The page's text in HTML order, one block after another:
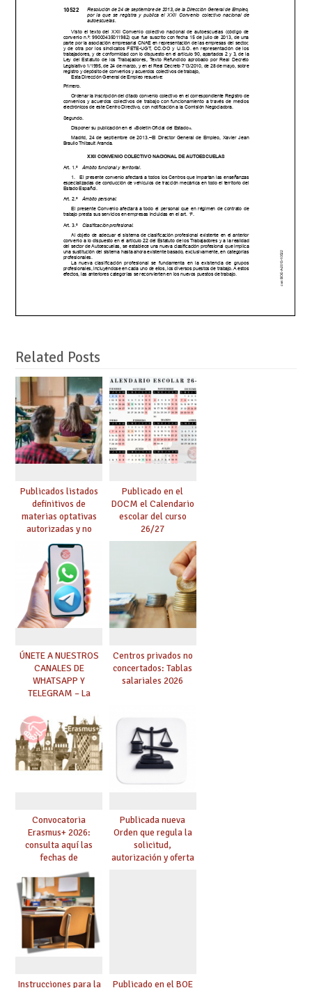
Related Posts
Publicados listados
definitivos de
materias optativas
autorizadas y no
autorizadas en ESO y
Bachillerato,
definidas por los
centros
Publicado en el
DOCM el Calendario
escolar del curso
26/27
ÚNETE A NUESTROS
CANALES DE
WHATSAPP Y
TELEGRAM – La
instante
Centros privados no
concertados: Tablas
salariales 2026
Convocatoria
Erasmus+ 2026:
consulta aquí las
fechas de
presentación de
proyectos, guías, etc.
Publicada nueva
Orden que regula la
solicitud,
autorización y oferta
Instrucciones para la
Publicado en el BOE